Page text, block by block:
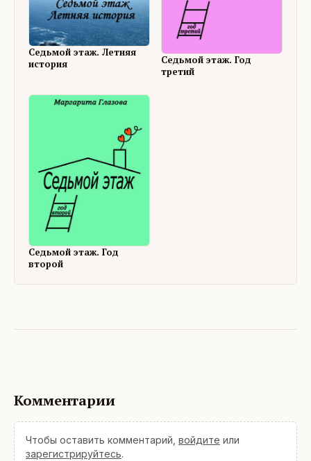
Седьмой этаж. Летняя
история
Седьмой этаж. Год
третий
Седьмой этаж. Год
второй
Комментарии
Чтобы оставить комментарий, войдите или
зарегистрируйтесь.